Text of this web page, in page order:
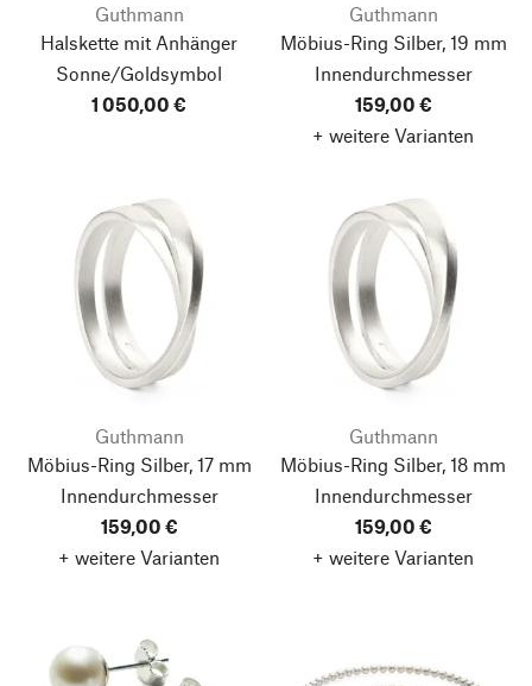
Guthmann
Halskette mit Anhänger
Sonne/Goldsymbol
1 050,00 €
Guthmann
Möbius-Ring Silber, 19 mm
Innendurchmesser
159,00 €
+ weitere Varianten
Guthmann
Möbius-Ring Silber, 17 mm
Innendurchmesser
159,00 €
+ weitere Varianten
Guthmann
Möbius-Ring Silber, 18 mm
Innendurchmesser
159,00 €
+ weitere Varianten